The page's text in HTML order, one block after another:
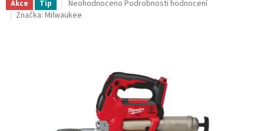
Akce Tip
Průměrné
hodnocení
hvězdiček.
Neohodnoceno Podrobnosti hodnocení
Značka: Milwaukee